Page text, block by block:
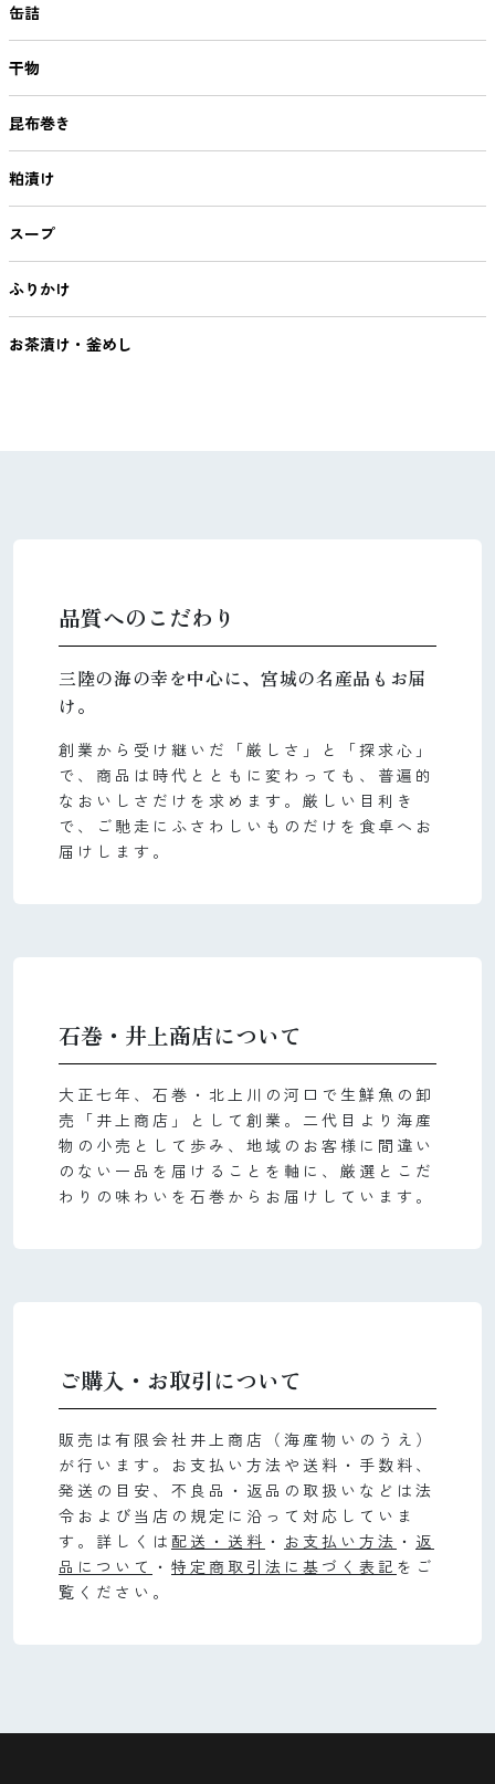
缶詰
干物
昆布巻き
粕漬け
スープ
ふりかけ
お茶漬け・釜めし
品質へのこだわり
三陸の海の幸を中心に、宮城の名産品もお届
け。
創業から受け継いだ「厳しさ」と「探求心」
で、商品は時代とともに変わっても、普遍的
なおいしさだけを求めます。厳しい目利き
で、ご馳走にふさわしいものだけを食卓へお
届けします。
石巻・井上商店について
大正七年、石巻・北上川の河口で生鮮魚の卸
売「井上商店」として創業。二代目より海産
物の小売として歩み、地域のお客様に間違い
のない一品を届けることを軸に、厳選とこだ
わりの味わいを石巻からお届けしています。
ご購入・お取引について
販売は有限会社井上商店（海産物いのうえ）
が行います。お支払い方法や送料・手数料、
発送の目安、不良品・返品の取扱いなどは法
令および当店の規定に沿って対応していま
す。詳しくは 配送・送料 ・ お支払い方法 ・ 返
品について ・ 特定商取引法に基づく表記 をご
覧ください。